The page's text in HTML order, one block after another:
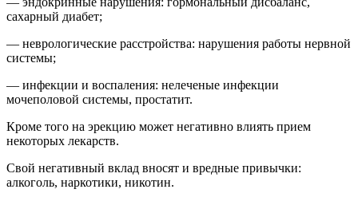
сахарный диабет;
— неврологические расстройства: нарушения работы нервной
системы;
— инфекции и воспаления: нелеченые инфекции
мочеполовой системы, простатит.
Кроме того на эрекцию может негативно влиять прием
некоторых лекарств.
Свой негативный вклад вносят и вредные привычки:
алкоголь, наркотики, никотин.